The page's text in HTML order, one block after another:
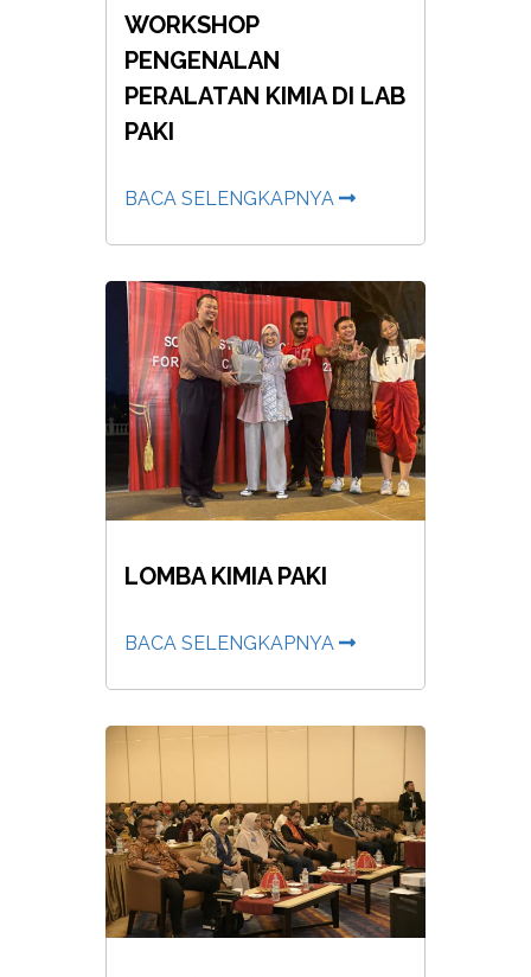
WORKSHOP
PENGENALAN
PERALATAN KIMIA DI LAB
PAKI
BACA SELENGKAPNYA
LOMBA KIMIA PAKI
BACA SELENGKAPNYA